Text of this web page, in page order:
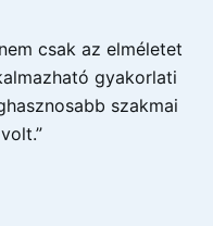
csak az elméletet
gyakorlati
szakmai